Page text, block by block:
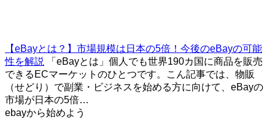
【eBayとは？】市場規模は日本の5倍！今後のeBayの可能
性を解説
「eBayとは」個人でも世界190カ国に商品を販売
できるECマーケットのひとつです。こん記事では、物販
（せどり）で副業・ビジネスを始める方に向けて、eBayの
市場が日本の5倍…
ebayから始めよう